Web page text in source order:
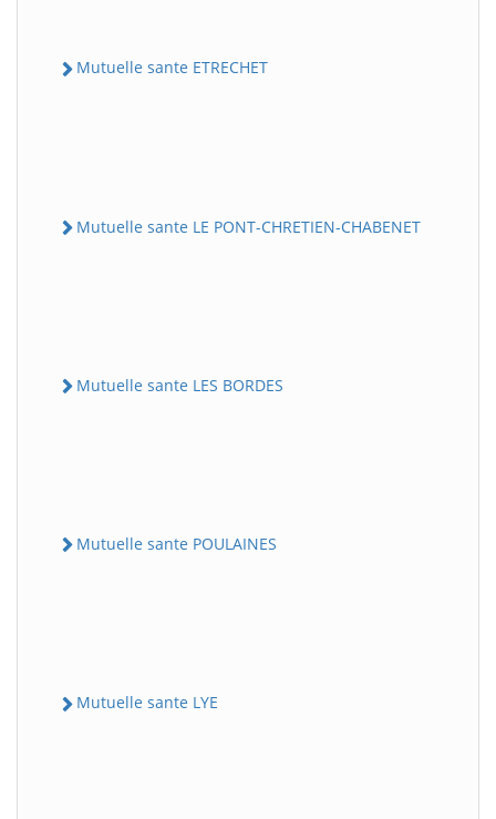
Mutuelle sante ETRECHET
Mutuelle sante LE PONT-CHRETIEN-CHABENET
Mutuelle sante LES BORDES
Mutuelle sante POULAINES
Mutuelle sante LYE